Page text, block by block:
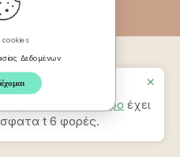
Δεδομένων
Ανακούφισης
Ημικρανίας – Μαύρο έχει
t 6 φορές.
✕